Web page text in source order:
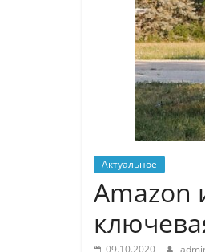
Актуальное
Amazon